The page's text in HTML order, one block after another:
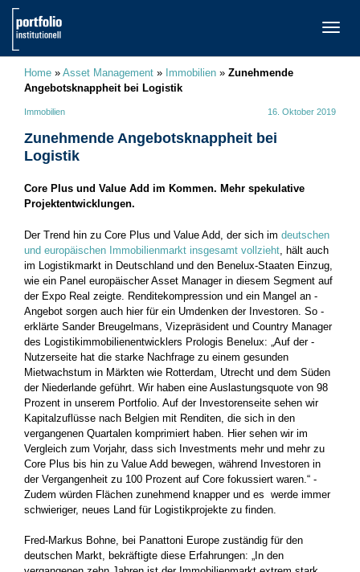
Home » Asset Management » Immobilien » Zunehmende
Angebotsknappheit bei Logistik
Immobilien 16. Oktober 2019
Zunehmende Angebotsknappheit bei
Logistik
Core Plus und Value Add im Kommen. Mehr spekulative
Projektentwicklungen.
Der Trend hin zu Core Plus und Value Add, der sich im deutschen
und europäischen Immobilienmarkt insgesamt vollzieht , hält auch
im ­Logistikmarkt in Deutschland und den Benelux-Staaten Einzug,
wie ein Panel europäischer Asset Manager in diesem Segment auf
der Expo Real zeigte. Renditekompression und ein Mangel an ­
Angebot sorgen auch hier für ein Umdenken der Investoren. So ­
erklärte Sander Breugelmans, Vizepräsident und Country Manager
des Logistikimmobilienentwicklers Prologis Benelux: „Auf der ­
Nutzerseite hat die starke Nachfrage zu einem gesunden
Mietwachstum­ in Märkten wie Rotterdam, Utrecht und dem Süden
der ­Niederlande geführt. Wir haben eine Auslastungsquote von 98
Prozent in ­unserem Portfolio. Auf der Investorenseite sehen wir
Kapitalzuflüsse nach Belgien mit Renditen, die sich in den
vergangenen Quartalen komprimiert haben. Hier ­sehen wir im
Vergleich zum Vorjahr, dass sich Investments mehr und mehr zu
Core Plus bis hin zu Value Add bewegen, während Investoren­ in
der Vergangenheit zu 100 Prozent auf Core fokussiert waren.“ ­
Zudem würden Flächen zunehmend knapper und es werde immer
schwieriger,­ neues Land für Logistikprojekte zu finden.
Fred-Markus Bohne, bei Panattoni Europe zuständig für den
deutschen Markt, bekräftigte diese Erfahrungen: „In den